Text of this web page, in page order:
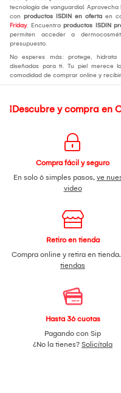
tecnología de vanguardia! Aprovecha
con productos ISDIN en oferta en
Friday. Encuentra productos ISDIN
permiten acceder a
presupuesto.
No esperes más: protege,
diseñadas para ti. Tu piel merece
comodidad de comprar online y
¡Descubre y compra en
Compra fácil y seguro
En solo 6 simples pasos, ve
video
Retiro en tienda
Compra online y retira en tienda.
tiendas
Hasta 36 cuotas
Pagando con Sip
¿No la tienes? Solicítala